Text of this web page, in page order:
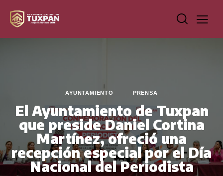
AYUNTAMIENTO PRENSA
El Ayuntamiento de Tuxpan
que preside Daniel Cortina
Martínez, ofreció una
recepción especial por el Día
Nacional del Periodista